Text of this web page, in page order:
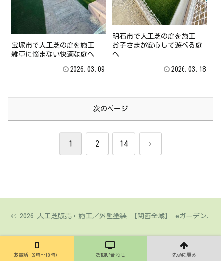
明石市で人工芝の庭を施工｜
お子さまが安心して遊べる庭
へ
2026.03.18
宝塚市で人工芝の庭を施工｜
雑草に悩まない快適な庭へ
2026.03.09
次のページ
1 2 14 次
© 2026 人工芝販売・施工／外壁塗装 【関西全域】 eガーデン.
お電話（9時～18時） お問い合わせ 先頭に戻る